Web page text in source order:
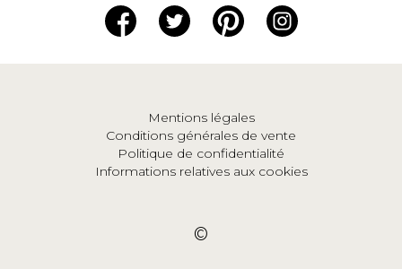
Mentions légales
Conditions générales de vente
Politique de confidentialité
Informations relatives aux cookies
©